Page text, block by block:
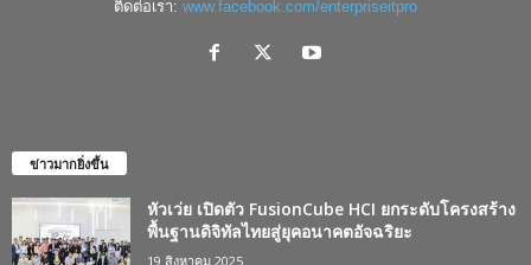
ติดต่อเรา: www.facebook.com/enterpriseitpro
ข่าวมากยิ่งขึ้น
หัวเว่ย เปิดตัว FusionCube HCI ยกระดับโครงสร้าง
พื้นฐานดิจิทัลไทยสู่ยุคอนาคตอัจฉริยะ
19 สิงหาคม 2025